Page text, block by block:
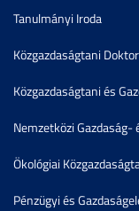
Tanulmányi Iroda
Közgazdaságtani
Közgazdaságtani és
Nemzetközi
Ökológiai
Pénzügyi és